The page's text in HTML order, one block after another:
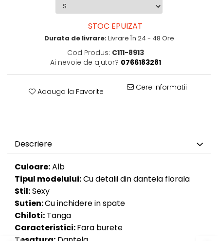
STOC EPUIZAT
Durata de livrare:Livrare În 24 - 48 Ore
Cod Produs: C111-8913
Ai nevoie de ajutor? 0766183281
Adauga la Favorite Cere informatii
Descriere
Culoare:Alb
Tipul modelului:Cu detalii din dantela florala
Stil:Sexy
Sutien:Cu inchidere in spate
Chiloti: Tanga
Caracteristici:Fara burete